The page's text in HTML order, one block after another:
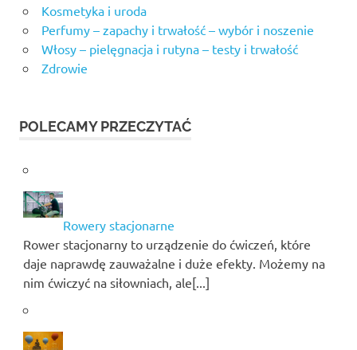
Kosmetyka i uroda
Perfumy – zapachy i trwałość – wybór i noszenie
Włosy – pielęgnacja i rutyna – testy i trwałość
Zdrowie
POLECAMY PRZECZYTAĆ
Rowery stacjonarne
Rower stacjonarny to urządzenie do ćwiczeń, które
daje naprawdę zauważalne i duże efekty. Możemy na
nim ćwiczyć na siłowniach, ale[...]